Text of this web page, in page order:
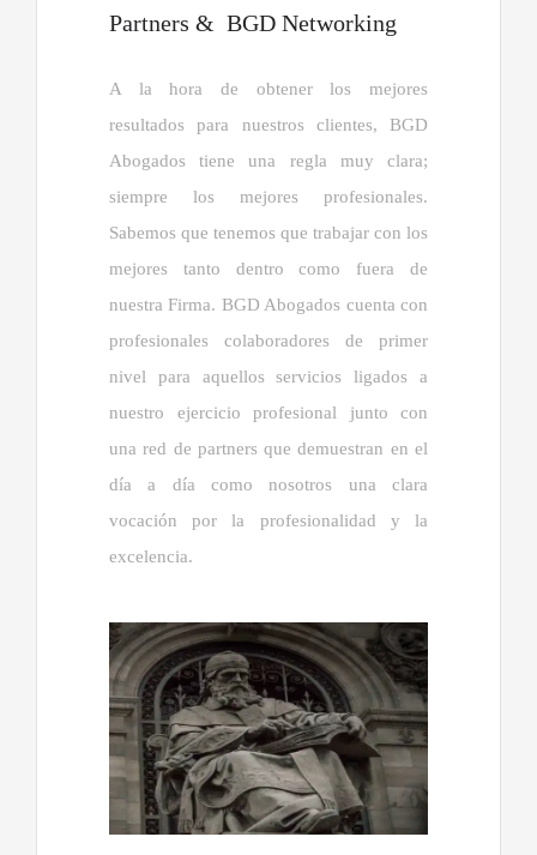
Partners & BGD Networking
A la hora de obtener los mejores
resultados para nuestros clientes, BGD
Abogados tiene una regla muy clara;
siempre los mejores profesionales.
Sabemos que tenemos que trabajar con los
mejores tanto dentro como fuera de
nuestra Firma. BGD Abogados cuenta con
profesionales colaboradores de primer
nivel para aquellos servicios ligados a
nuestro ejercicio profesional junto con
una red de partners que demuestran en el
día a día como nosotros una clara
vocación por la profesionalidad y la
excelencia.